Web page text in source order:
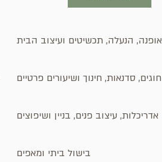
אופנה, הנעלה, תכשיטים ועיצוב הבית
חוגים, סדנאות, חינוך ושיעורים פרטיים
אדריכלות, עיצוב פנים, בניין ושיפוצים
בישול ביתי ומאפים